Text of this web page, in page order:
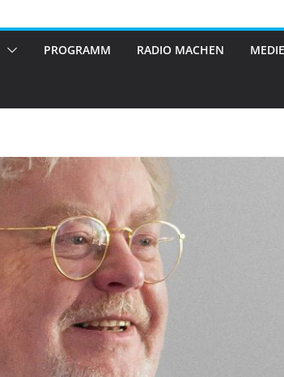
PROGRAMM RADIO MACHEN